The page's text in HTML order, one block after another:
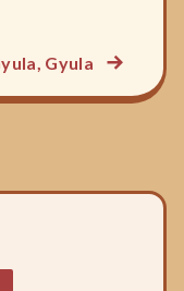
Gyula
főzelék